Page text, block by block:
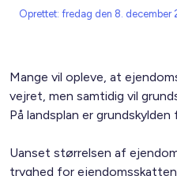
Oprettet: fredag den 8. december
Mange vil opleve, at
vejret, men samtidig vil
På landsplan er
Uanset størrelsen af
tryghed for